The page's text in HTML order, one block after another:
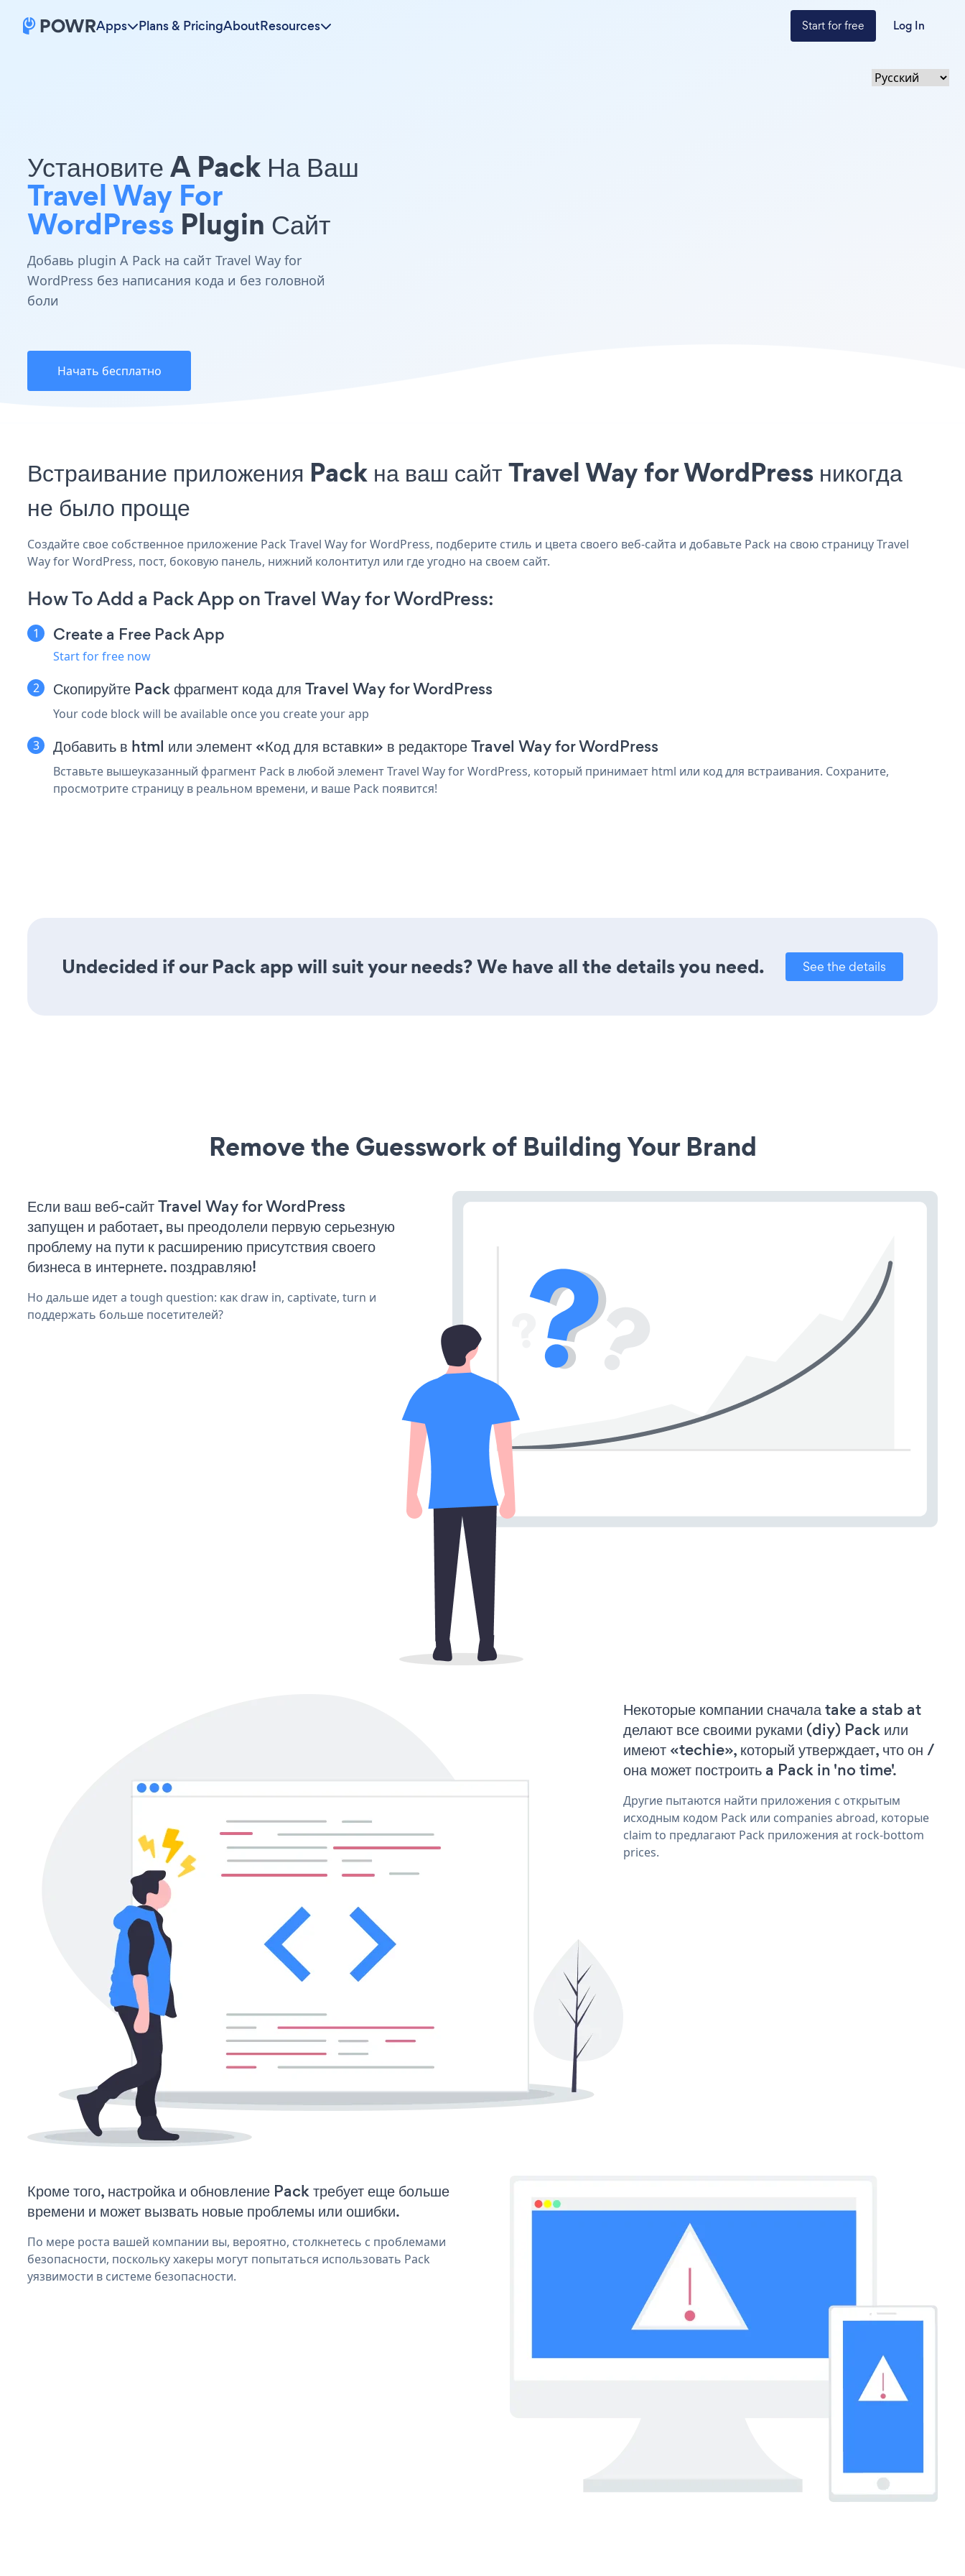
Apps Plans & PricingAboutResources Start for free Log In
Установите A Pack На Ваш
Travel Way For
WordPress Plugin Сайт
Добавь plugin A Pack на сайт Travel Way for
WordPress без написания кода и без головной
боли
Начать бесплатно
Встраивание приложения Pack на ваш сайт Travel Way for WordPress никогда
не было проще
Создайте свое собственное приложение Pack Travel Way for WordPress, подберите стиль и цвета своего веб-сайта и добавьте Pack на свою страницу Travel
Way for WordPress, пост, боковую панель, нижний колонтитул или где угодно на своем сайт.
How To Add a Pack App on Travel Way for WordPress:
Create a Free Pack App
Start for free now
Скопируйте Pack фрагмент кода для Travel Way for WordPress
Your code block will be available once you create your app
Добавить в html или элемент «Код для вставки» в редакторе Travel Way for WordPress
Вставьте вышеуказанный фрагмент Pack в любой элемент Travel Way for WordPress, который принимает html или код для встраивания. Сохраните,
просмотрите страницу в реальном времени, и ваше Pack появится!
Undecided if our Pack app will suit your needs? We have all the details you need. See the details
Remove the Guesswork of Building Your Brand
Если ваш веб-сайт Travel Way for WordPress
запущен и работает, вы преодолели первую серьезную
проблему на пути к расширению присутствия своего
бизнеса в интернете. поздравляю!
Но дальше идет a tough question: как draw in, captivate, turn и
поддержать больше посетителей?
Некоторые компании сначала take a stab at
делают все своими руками (diy) Pack или
имеют «techie», который утверждает, что он /
она может построить a Pack in 'no time'.
Другие пытаются найти приложения с открытым
исходным кодом Pack или companies abroad, которые
claim to предлагают Pack приложения at rock-bottom
prices.
Кроме того, настройка и обновление Pack требует еще больше
времени и может вызвать новые проблемы или ошибки.
По мере роста вашей компании вы, вероятно, столкнетесь с проблемами
безопасности, поскольку хакеры могут попытаться использовать Pack
уязвимости в системе безопасности.